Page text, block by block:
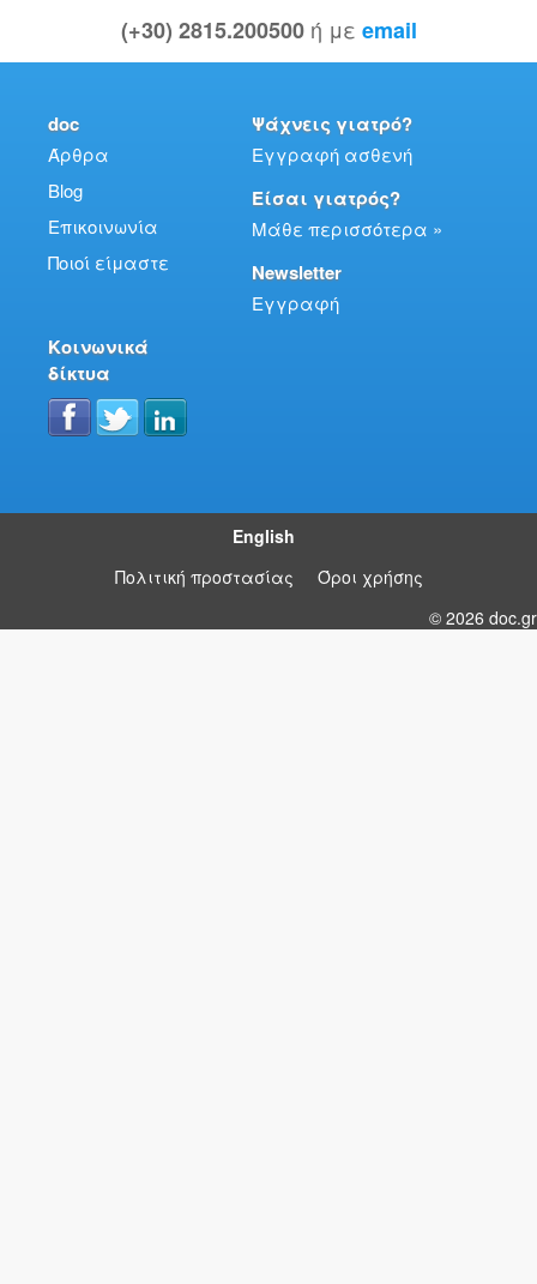
(+30) 2815.200500 ή με email
doc
Άρθρα
Blog
Επικοινωνία
Ποιοί είμαστε
Ψάχνεις γιατρό?
Εγγραφή ασθενή
Είσαι γιατρός?
Μάθε περισσότερα »
Newsletter
Εγγραφή
Κοινωνικά
δίκτυα
English
Πολιτική προστασίας
Όροι χρήσης
© 2026 doc.gr